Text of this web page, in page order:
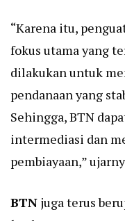
“Karena itu,
fokus utama yang
dilakukan untuk
pendanaan yang
Sehingga, BTN
intermediasi dan
pembiayaan,”
BTN juga terus